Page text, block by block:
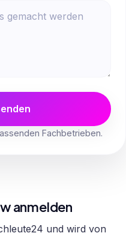
Fachbetrieben.
anmelden
und wird von